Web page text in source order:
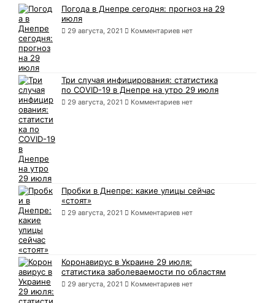
Погода в Днепре сегодня: прогноз на 29
июля
29 августа, 2021 Комментариев нет
Три случая инфицирования: статистика
по COVID-19 в Днепре на утро 29 июля
29 августа, 2021 Комментариев нет
Пробки в Днепре: какие улицы сейчас
«стоят»
29 августа, 2021 Комментариев нет
Коронавирус в Украине 29 июля:
статистика заболеваемости по областям
29 августа, 2021 Комментариев нет